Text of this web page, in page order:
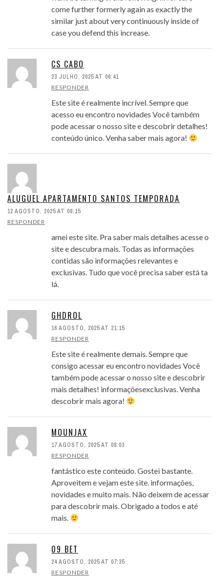
come further formerly again as exactly the
similar just about very continuously inside of
case you defend this increase.
CS CABO
23 JULHO, 2025 AT 06:41
RESPONDER
Este site é realmente incrível. Sempre que
acesso eu encontro novidades Você também
pode acessar o nosso site e descobrir detalhes!
conteúdo único. Venha saber mais agora!
ALUGUEL APARTAMENTO SANTOS TEMPORADA
12 AGOSTO, 2025 AT 08:15
RESPONDER
amei este site. Pra saber mais detalhes acesse o
site e descubra mais. Todas as informações
contidas são informações relevantes e
exclusivas. Tudo que você precisa saber está ta
lá.
GHDROL
16 AGOSTO, 2025 AT 21:15
RESPONDER
Este site é realmente demais. Sempre que
consigo acessar eu encontro novidades Você
também pode acessar o nosso site e descobrir
mais detalhes! informaçõesexclusivas. Venha
descobrir mais agora!
MOUNJAX
17 AGOSTO, 2025 AT 08:03
RESPONDER
fantástico este conteúdo. Gostei bastante.
Aproveitem e vejam este site. informações,
novidades e muito mais. Não deixem de acessar
para descobrir mais. Obrigado a todos e até
mais.
09 BET
24 AGOSTO, 2025 AT 07:35
RESPONDER